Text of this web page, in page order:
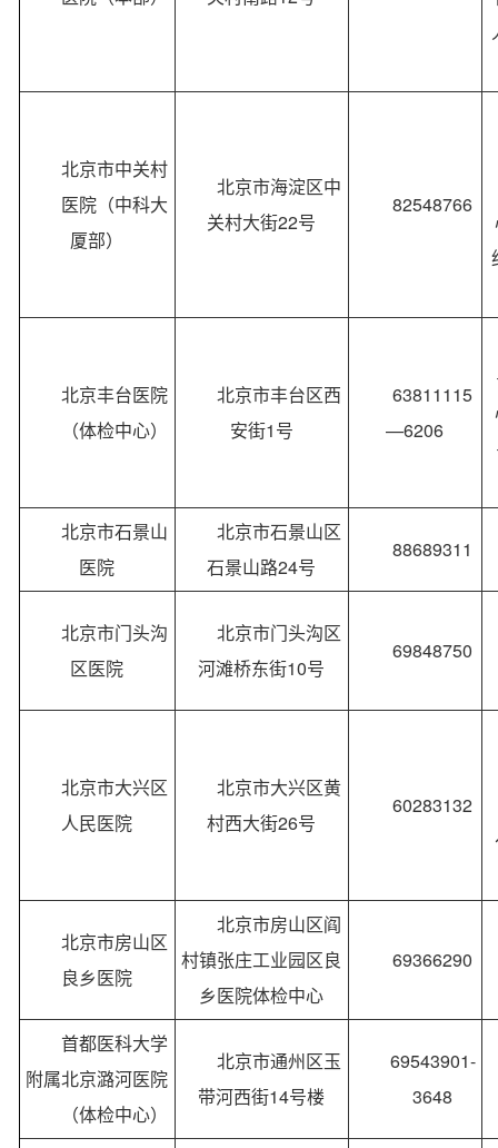
北京市中关村
医院（中科大
厦部）
北京市海淀区中
关村大街22号
82548766
北京丰台医院
（体检中心）
北京市丰台区西
安街1号
63811115
—6206
北京市石景山
医院
北京市石景山区
石景山路24号
88689311
北京市门头沟
区医院
北京市门头沟区
河滩桥东街10号
69848750
北京市大兴区
人民医院
北京市大兴区黄
村西大街26号
60283132
北京市房山区
良乡医院
北京市房山区阎
村镇张庄工业园区良
乡医院体检中心
69366290
首都医科大学
附属北京潞河医院
（体检中心）
北京市通州区玉
带河西街14号楼
69543901-
3648